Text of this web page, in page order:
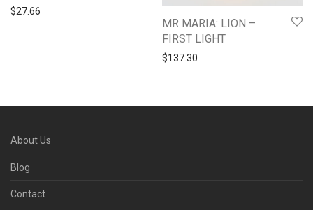
$27.66
MR MARIA: LION –
FIRST LIGHT
$137.30
About Us
Blog
Contact